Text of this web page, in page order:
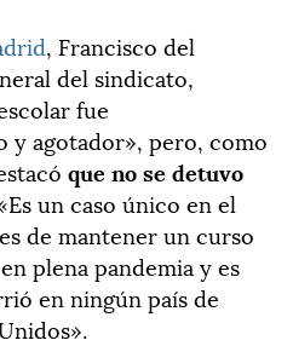
, Francisco del
del sindicato,
fue
y agotador», pero, como
que no se detuvo
un caso único en el
de mantener un curso
plena pandemia y es
en ningún país de